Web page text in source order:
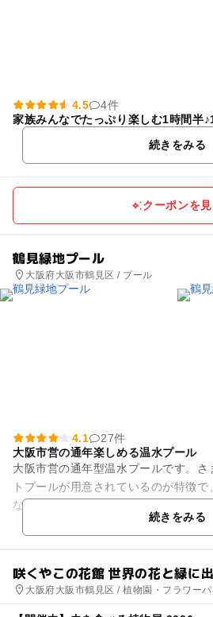
4.5
4件
家族みんなでたっぷり楽しむ1時間半
続きをみる
クーポンを
鶴見緑地プール
大阪府大阪市鶴見区 / プール
4.1
27件
大阪市営の通年楽しめる温水プール
大阪市営の通年型温水プールです。
トプールが用意されているのが特徴
などがモチーフになっています。 ジ
ションもあり、温泉気分...続きをみる
咲くやこの花館 世界の花と緑に
大阪府大阪市鶴見区 / 植物園・フラワー